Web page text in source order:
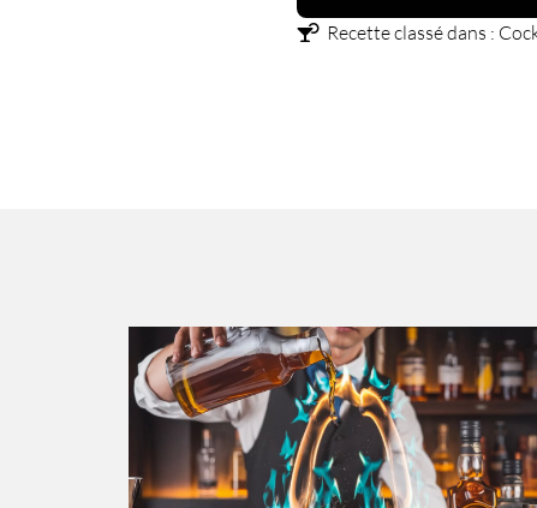
Recette classé dans :